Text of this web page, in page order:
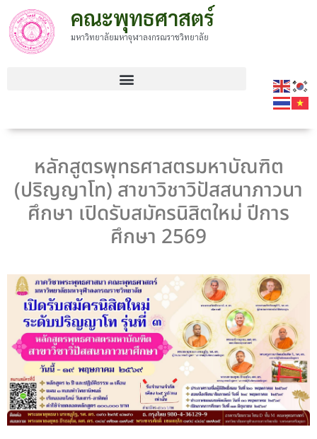
คณะพุทธศาสตร์
มหาวิทยาลัยมหาจุฬาลงกรณราชวิทยาลัย
หลักสูตรพุทธศาสตรมหาบัณฑิต
(ปริญญาโท) สาขาวิชาวิปัสสนาภาวนา
ศึกษา เปิดรับสมัครนิสิตใหม่ ปีการ
ศึกษา 2569